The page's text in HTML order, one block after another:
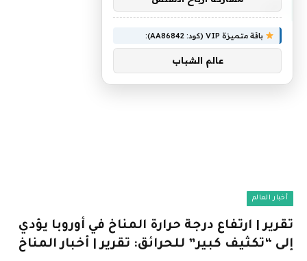
إلى
أخبار العالم
تقرير | ارتفاع درجة حرارة المناخ في أوروبا يؤدي
إلى “تكثيف كبير” للحرائق: تقرير | أخبار المناخ
باقة متميزة VIP (كود: AA86842):
عالم الشباب